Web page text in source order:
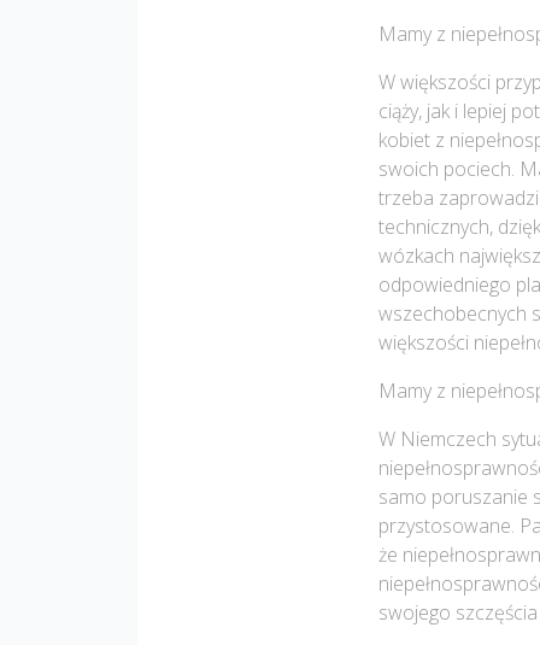
Mamy z
W większości
ciąży, jak i lepiej
kobiet z
swoich pociech.
trzeba
technicznych,
wózkach
odpowiedniego
wszechobecnych
większości
Mamy z
W Niemczech
samo poruszanie
przystosowane.
że
swojego